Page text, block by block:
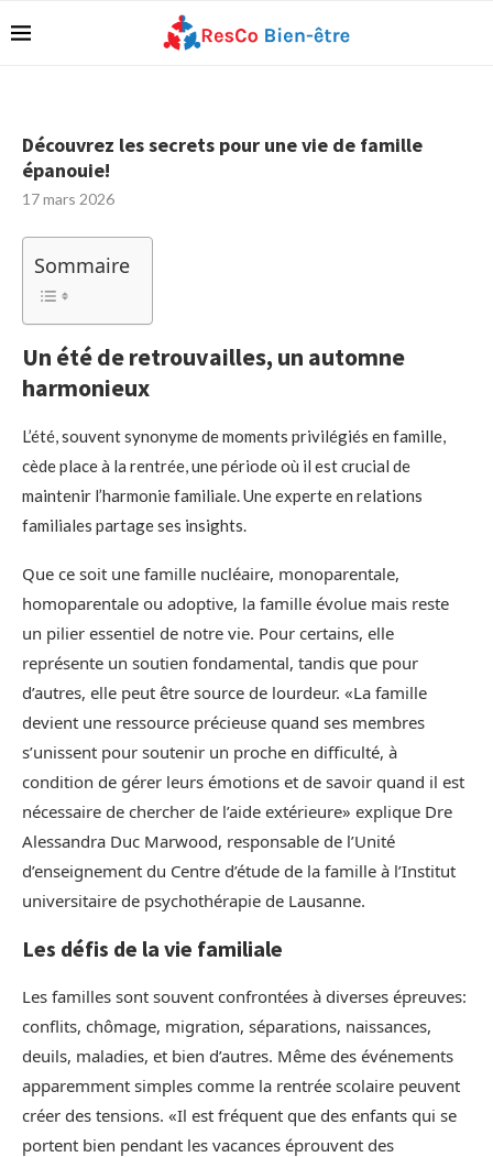
Découvrez les secrets pour une vie de famille
épanouie!
17 mars 2026
Sommaire
Un été de retrouvailles, un automne
harmonieux
L’été, souvent synonyme de moments privilégiés en famille,
cède place à la rentrée, une période où il est crucial de
maintenir l’harmonie familiale. Une experte en relations
familiales partage ses insights.
Que ce soit une famille nucléaire, monoparentale,
homoparentale ou adoptive, la famille évolue mais reste
un pilier essentiel de notre vie. Pour certains, elle
représente un soutien fondamental, tandis que pour
d’autres, elle peut être source de lourdeur. «La famille
devient une ressource précieuse quand ses membres
s’unissent pour soutenir un proche en difficulté, à
condition de gérer leurs émotions et de savoir quand il est
nécessaire de chercher de l’aide extérieure» explique Dre
Alessandra Duc Marwood, responsable de l’Unité
d’enseignement du Centre d’étude de la famille à l’Institut
universitaire de psychothérapie de Lausanne.
Les défis de la vie familiale
Les familles sont souvent confrontées à diverses épreuves:
conflits, chômage, migration, séparations, naissances,
deuils, maladies, et bien d’autres. Même des événements
apparemment simples comme la rentrée scolaire peuvent
créer des tensions. «Il est fréquent que des enfants qui se
portent bien pendant les vacances éprouvent des